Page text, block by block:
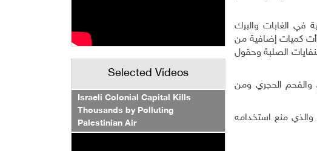
في الغابات والبرك
كميات إضافية من
الصلبة وحقول
والفحم الحجري ومن
والذي منع استخدامه
Selected Videos
Israeli Colonial Capital Kills
Thousands by Polluting
Palestinian Air